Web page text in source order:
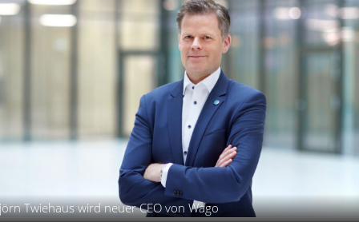
c
c
u
n
g
r
k
t
Twiehaus wird neuer CEO von Wago